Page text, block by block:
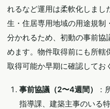
れるなど運用は柔軟化しまし
生・住居専用地域の用途規制
分かれるため、初動の事前協
めます。物件取得前にも所轄
取得可能か早期に確認してお
事前協議（2〜4週間）
：
指導課、建築主事のいる